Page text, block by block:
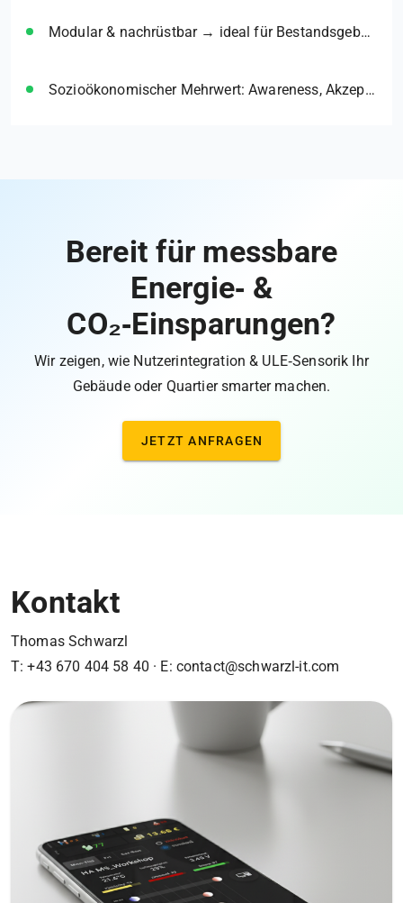
Modular & nachrüstbar → ideal für Bestandsgebäude und skalierbare Quartierslösungen.
Sozioökonomischer Mehrwert: Awareness, Akzeptanz & Beitrag gegen Energiearmut.
Bereit für messbare
Energie‑ &
CO₂‑Einsparungen?
Wir zeigen, wie Nutzerintegration & ULE‑Sensorik Ihr
Gebäude oder Quartier smarter machen.
JETZT ANFRAGEN
Kontakt
Thomas Schwarzl
T: +43 670 404 58 40 · E: contact@schwarzl-it.com